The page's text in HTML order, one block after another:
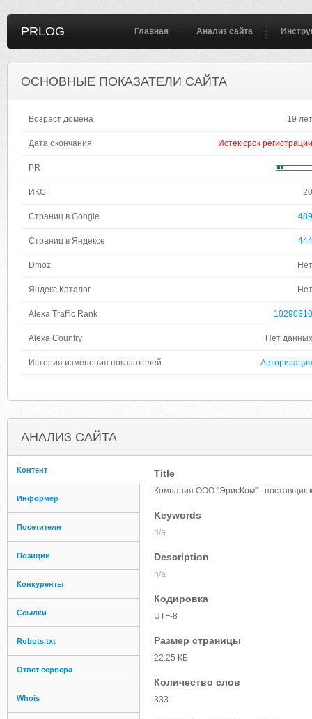
PRLOG Главная Анализ сайта
ОСНОВНЫЕ ПОКАЗАТЕЛИ САЙТА
Возраст домена 19 лет
Дата окончания Истек срок регистрации
PR
ИКС 20
Страниц в Google 489
Страниц в Яндексе 444
Dmoz Нет
Яндекс Каталог Нет
Alexa Traffic Rank 10290310
Alexa Country Нет данных
История изменения показателей Авторизация
АНАЛИЗ САЙТА
Контент
Информер
Посетители
Позиции
Конкуренты
Ссылки
Robots.txt
Ответ сервера
Whois
Title
Компания ООО "ЭрисКом" - поставщик
Keywords
n/a
Description
n/a
Кодировка
UTF-8
Размер страницы
22.25 КБ
Количество слов
333